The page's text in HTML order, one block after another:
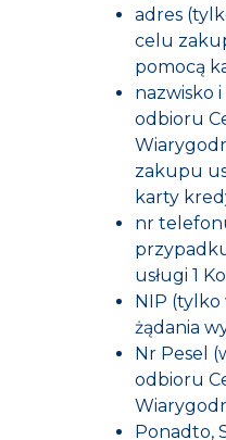
adres
celu
pomocą
nazwisko
odbioru
zakupu
karty
nr
usługi 1
NIP
żądania
Nr Pesel
odbioru
Ponadto,